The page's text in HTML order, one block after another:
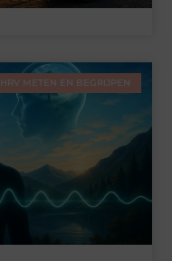
HRV METEN EN BEGRIJPEN